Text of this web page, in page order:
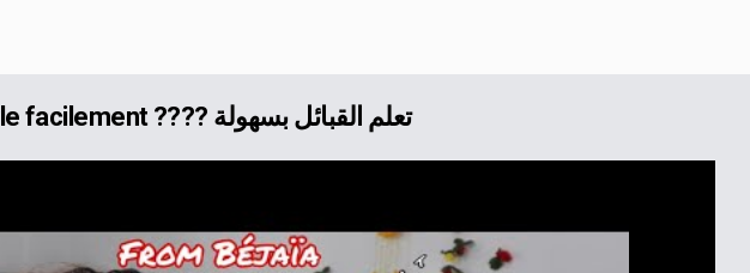
Apprendre le Kabyle facilement ???? تعلم القبائل بسهولة